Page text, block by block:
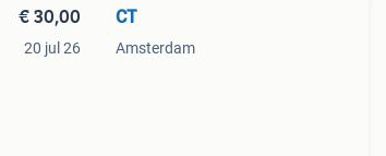
€ 30,00
20 jul 26
CT
Amsterdam